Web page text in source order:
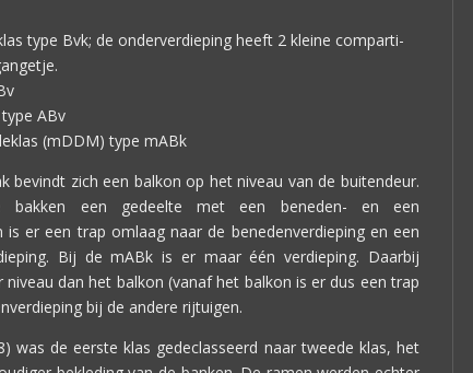
type Bvk; de onderverdieping heeft 2 kleine comparti-
ABv
(mDDM) type mABk
bevindt zich een balkon op het niveau van de buitendeur.
bakken een gedeelte met een beneden- en een
is er een trap omlaag naar de benedenverdieping en een
Bij de mABk is er maar één verdieping. Daarbij
dan het balkon (vanaf het balkon is er dus een trap
bij de andere rijtuigen.
was de eerste klas gedeclasseerd naar tweede klas, het